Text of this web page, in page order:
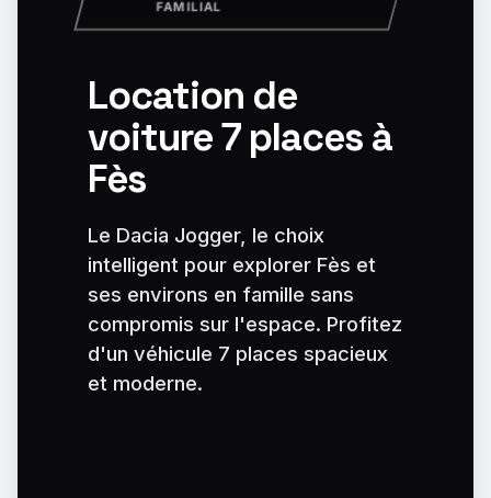
FAMILIAL
Location de
voiture 7 places à
Fès
Le Dacia Jogger, le choix
intelligent pour explorer Fès et
ses environs en famille sans
compromis sur l'espace. Profitez
d'un véhicule 7 places spacieux
et moderne.